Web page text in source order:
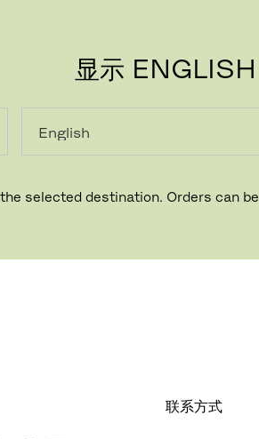
显示 ENGLISH
selected destination. Orders can
联系方式